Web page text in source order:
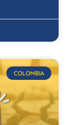
COLOMBIA